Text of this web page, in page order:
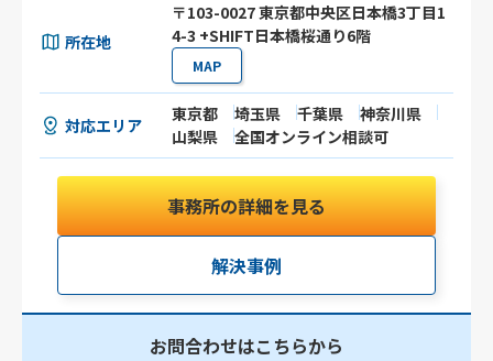
所在地
〒103-0027 東京都中央区日本橋3丁目1
4-3 +SHIFT日本橋桜通り6階
MAP
対応エリア
東京都 埼玉県 千葉県
神奈川県
山梨県
全国オンライン相談可
事務所の詳細を見る
解決事例
お問合わせはこちらから